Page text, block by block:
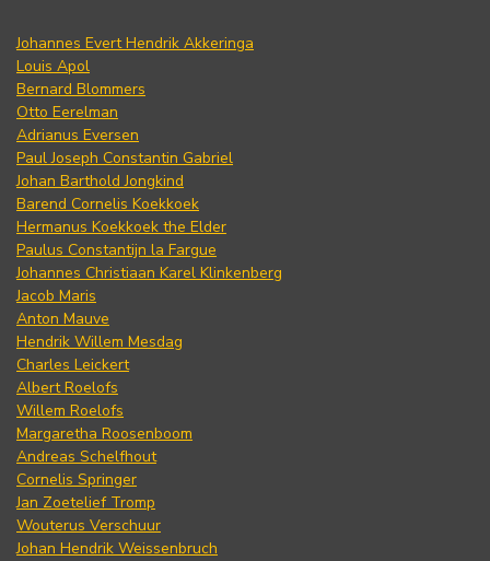
Johannes Evert Hendrik Akkeringa
Louis Apol
Bernard Blommers
Otto Eerelman
Adrianus Eversen
Paul Joseph Constantin Gabriel
Johan Barthold Jongkind
Barend Cornelis Koekkoek
Hermanus Koekkoek the Elder
Paulus Constantijn la Fargue
Johannes Christiaan Karel Klinkenberg
Jacob Maris
Anton Mauve
Hendrik Willem Mesdag
Charles Leickert
Albert Roelofs
Willem Roelofs
Margaretha Roosenboom
Andreas Schelfhout
Cornelis Springer
Jan Zoetelief Tromp
Wouterus Verschuur
Johan Hendrik Weissenbruch